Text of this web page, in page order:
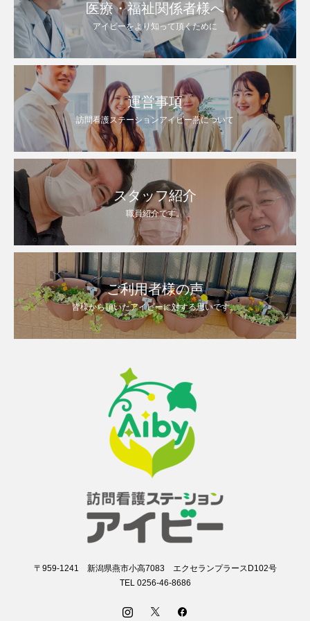
医療・福祉関係者様へ
アイビーをより知って頂くために
運営事項
訪問看護ステーションアイビー燕について
スタッフ紹介
職員紹介です。
ご利用者様の声
皆様から頂いたアイビーに対する思いです。
〒959-1241 新潟県燕市小高7083 エクセランプラースD102号
TEL 0256-46-8686